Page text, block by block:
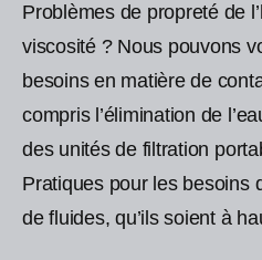
Problèmes de propreté de
viscosité ? Nous pouvons
besoins en matière de
compris l’élimination de
des unités de filtration
Pratiques pour les besoins
de fluides, qu’ils soient à